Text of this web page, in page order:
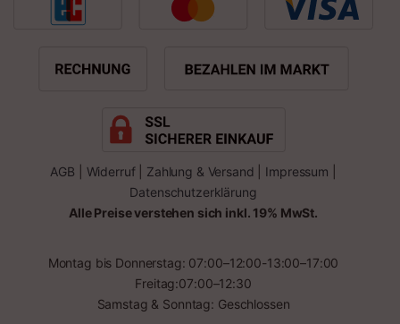
AGB Widerruf| Zahlung & Versand Impressum
Datenschutzerklärung
Alle Preise verstehen sich inkl. 19% MwSt.
Montag bis Donnerstag: 07:00–12:00-13:00–17:00
Freitag:07:00–12:30
Samstag & Sonntag: Geschlossen